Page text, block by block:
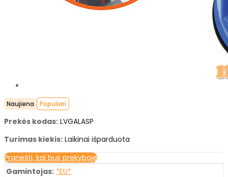
Naujiena Populiari
Prekės kodas: LVGALASP
Turimas kiekis: Laikinai išparduota
Pranešti, kai bus prekyboje
Gamintojas: *EU*